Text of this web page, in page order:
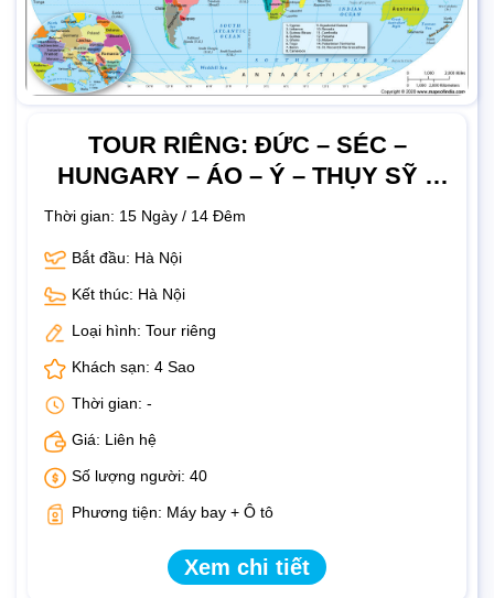
TOUR RIÊNG: ĐỨC – SÉC –
HUNGARY – ÁO – Ý – THỤY SỸ –
PHÁP
Thời gian: 15 Ngày / 14 Đêm
Bắt đầu: Hà Nội
Kết thúc: Hà Nội
Loại hình: Tour riêng
Khách sạn: 4 Sao
Thời gian: -
Giá: Liên hệ
Số lượng người: 40
Phương tiện: Máy bay + Ô tô
Xem chi tiết